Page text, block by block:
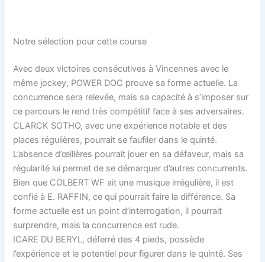
Notre sélection pour cette course
Avec deux victoires consécutives à Vincennes avec le
même jockey, POWER DOC prouve sa forme actuelle. La
concurrence sera relevée, mais sa capacité à s’imposer sur
ce parcours le rend très compétitif face à ses adversaires.
CLARCK SOTHO, avec une expérience notable et des
places régulières, pourrait se faufiler dans le quinté.
L’absence d’œillères pourrait jouer en sa défaveur, mais sa
régularité lui permet de se démarquer d’autres concurrents.
Bien que COLBERT WF ait une musique irrégulière, il est
confié à E. RAFFIN, ce qui pourrait faire la différence. Sa
forme actuelle est un point d’interrogation, il pourrait
surprendre, mais la concurrence est rude.
ICARE DU BERYL, déferré des 4 pieds, possède
l’expérience et le potentiel pour figurer dans le quinté. Ses